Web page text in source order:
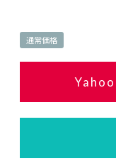
通常価格